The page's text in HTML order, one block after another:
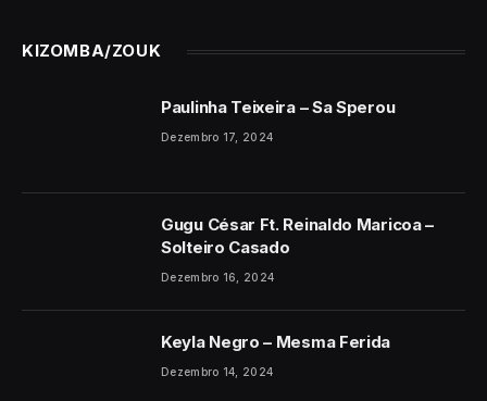
KIZOMBA/ZOUK
Paulinha Teixeira – Sa Sperou
Dezembro 17, 2024
Gugu César Ft. Reinaldo Maricoa –
Solteiro Casado
Dezembro 16, 2024
Keyla Negro – Mesma Ferida
Dezembro 14, 2024